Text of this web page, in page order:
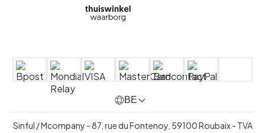
BE
Sinful / Mcompany - 87, rue du Fontenoy, 59100 Roubaix - TVA